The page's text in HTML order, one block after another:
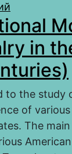
in
to the
of
The